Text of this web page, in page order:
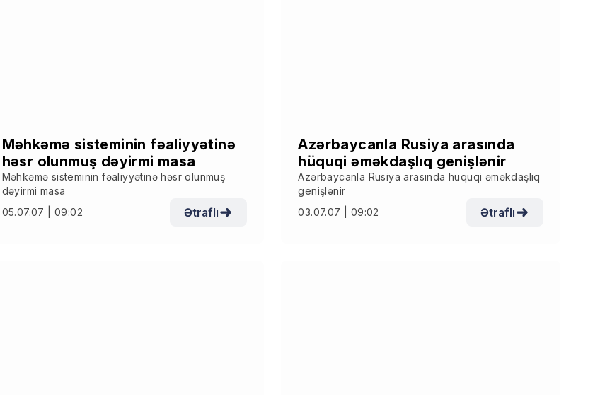
Məhkəmə sisteminin fəaliyyətinə
həsr olunmuş dəyirmi masa
Məhkəmə sisteminin fəaliyyətinə həsr olunmuş
dəyirmi masa
05.07.07 | 09:02
Ətraflı
Azərbaycanla Rusiya arasında
hüquqi əməkdaşlıq genişlənir
Azərbaycanla Rusiya arasında hüquqi əməkdaşlıq
genişlənir
03.07.07 | 09:02
Ətraflı